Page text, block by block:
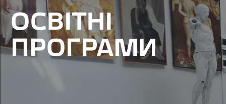
ОСВІТНІ
ПРОГРАМИ